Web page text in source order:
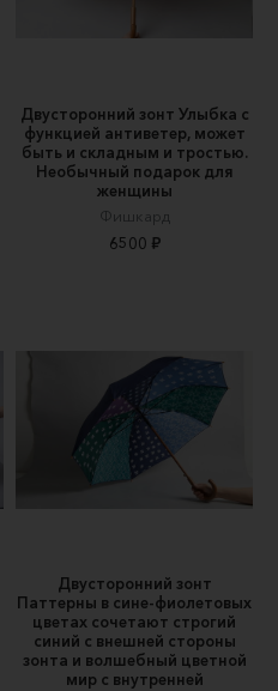
Двусторонний зонт Улыбка с
функцией антиветер, может
быть и складным и тростью.
Необычный подарок для
женщины
Фишкард
6500 ₽
Двусторонний зонт
Паттерны в сине-фиолетовых
цветах сочетают строгий
синий с внешней стороны
зонта и волшебный цветной
мир с внутренней